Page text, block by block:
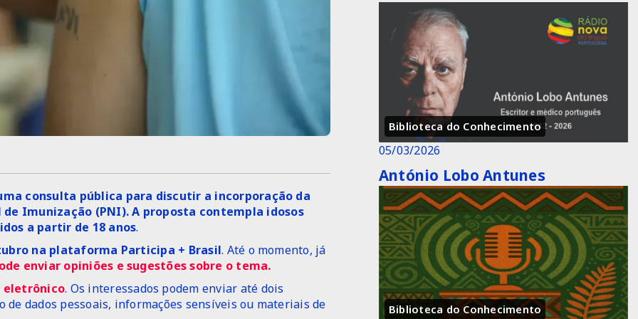
consulta pública para discutir a incorporação da
Imunização (PNI). A proposta contempla idosos
a partir de 18 anos.
na plataforma Participa + Brasil. Até o momento, já
enviar opiniões e sugestões sobre o tema.
. Os interessados podem enviar até dois
de dados pessoais, informações sensíveis ou materiais de
Biblioteca do Conhecimento
05/03/2026
António Lobo Antunes
Biblioteca do Conhecimento